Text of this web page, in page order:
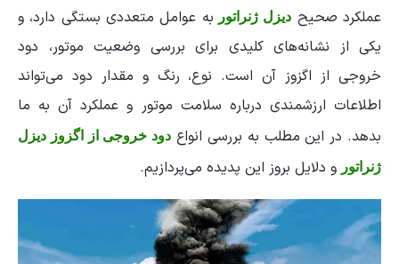
عملکرد صحیح دیزل ژنراتور به عوامل متعددی بستگی دارد، و
یکی از نشانه‌های کلیدی برای بررسی وضعیت موتور، دود
خروجی از اگزوز آن است. نوع، رنگ و مقدار دود می‌تواند
اطلاعات ارزشمندی درباره سلامت موتور و عملکرد آن به ما
بدهد. در این مطلب به بررسی انواع دود خروجی از اگزوز دیزل
ژنراتور و دلایل بروز این پدیده می‌پردازیم.